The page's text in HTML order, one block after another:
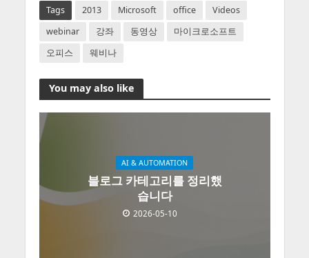
Tags 2013 Microsoft office
Videos
webinar
강좌 동영상
마이크로소프트
오피스
웨비나
You may also like
AI & AUTOMATION
블로그 카테고리를 정리했
습니다
2026-05-10